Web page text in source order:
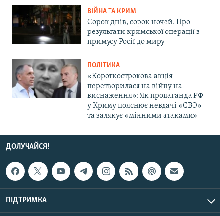
ВІЙНА ТА КРИМ
Сорок днів, сорок ночей. Про
результати кримської операції з
примусу Росії до миру
ПОЛІТИКА
«Короткострокова акція
перетворилася на війну на
виснаження»: Як пропаганда РФ
у Криму пояснює невдачі «СВО»
та залякує «мінними атаками»
ДОЛУЧАЙСЯ!
ПІДТРИМКА